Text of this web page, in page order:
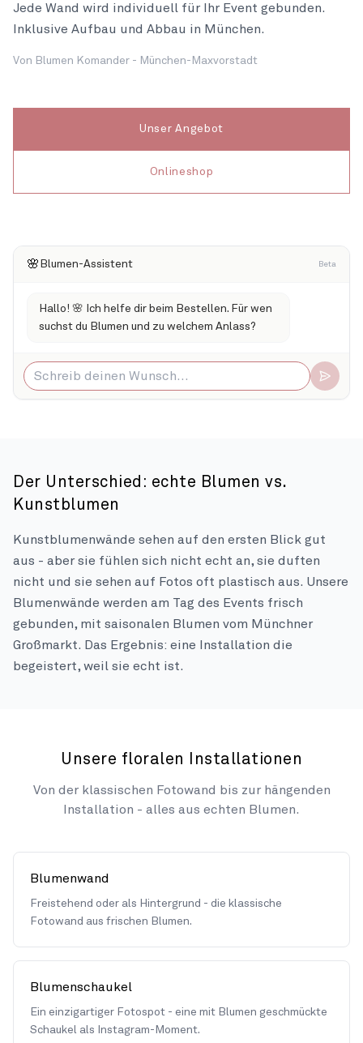
Jede Wand wird individuell für Ihr Event gebunden.
Inklusive Aufbau und Abbau in München.
Von Blumen Komander - München-Maxvorstadt
Unser Angebot
Onlineshop
🌸 Blumen-Assistent Beta
Hallo! 🌸 Ich helfe dir beim Bestellen. Für wen
suchst du Blumen und zu welchem Anlass?
Der Unterschied: echte Blumen vs.
Kunstblumen
Kunstblumenwände sehen auf den ersten Blick gut
aus - aber sie fühlen sich nicht echt an, sie duften
nicht und sie sehen auf Fotos oft plastisch aus. Unsere
Blumenwände werden am Tag des Events frisch
gebunden, mit saisonalen Blumen vom Münchner
Großmarkt. Das Ergebnis: eine Installation die
begeistert, weil sie echt ist.
Unsere floralen Installationen
Von der klassischen Fotowand bis zur hängenden
Installation - alles aus echten Blumen.
Blumenwand
Freistehend oder als Hintergrund - die klassische
Fotowand aus frischen Blumen.
Blumenschaukel
Ein einzigartiger Fotospot - eine mit Blumen geschmückte
Schaukel als Instagram-Moment.